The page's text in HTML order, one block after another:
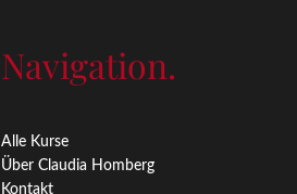
Navigation.
Alle Kurse
Über Claudia Homberg
Kontakt